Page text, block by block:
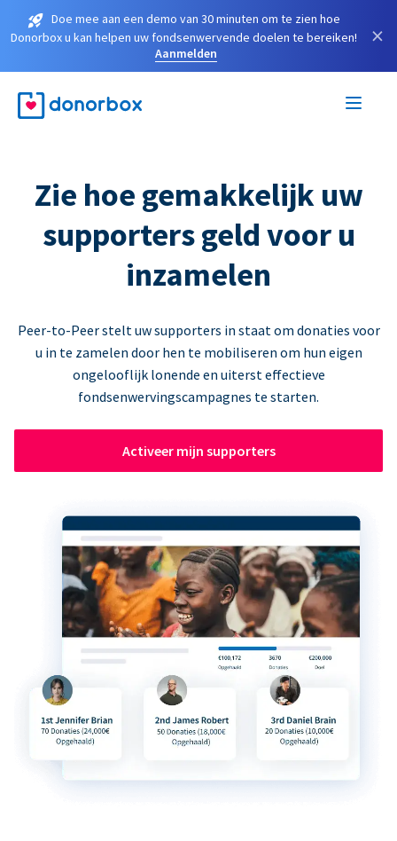
Doe mee aan een demo van 30 minuten om te zien hoe
Donorbox u kan helpen uw fondsenwervende doelen te bereiken!
Aanmelden
×
Zie hoe gemakkelijk uw
supporters geld voor u
inzamelen
Peer-to-Peer stelt uw supporters in staat om donaties voor
u in te zamelen door hen te mobiliseren om hun eigen
ongelooflijk lonende en uiterst effectieve
fondsenwervingscampagnes te starten.
Activeer mijn supporters